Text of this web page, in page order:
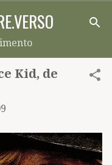
principal
Kid, de